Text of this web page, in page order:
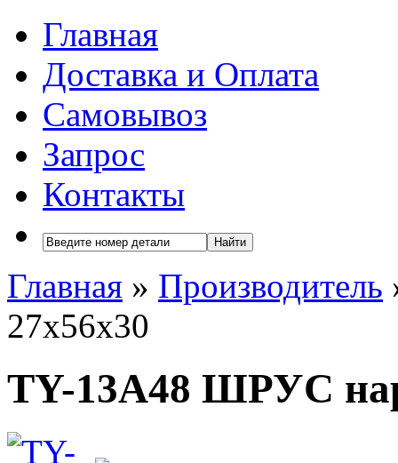
Главная
Доставка и Оплата
Самовывоз
Запрос
Контакты
Найти
Главная » Производитель
27x56x30
TY-13A48 ШРУС